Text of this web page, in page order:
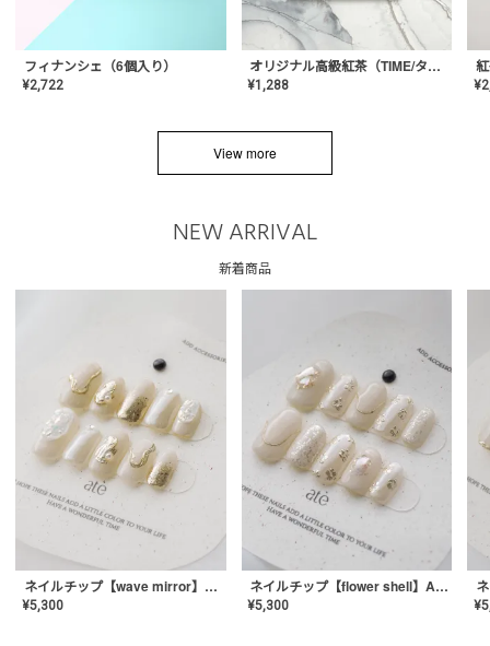
フィナンシェ（6個入り）
¥2,722
オリジナル高級紅茶（TIME/タイム）【ギフト/プチギフト/プレゼント/内祝い/結婚式/オリジナル配合/高品質/ハーブティー/茶葉/記念日/お返し/手土産/美容/おしゃれ】
¥1,288 ¥
View more
NEW ARRIVAL
新着商品
ネイルチップ【wave mirror】AE-CONA-04
¥5,300
ネイルチップ【flower shell】AE-CONA-03
¥5,300 ¥